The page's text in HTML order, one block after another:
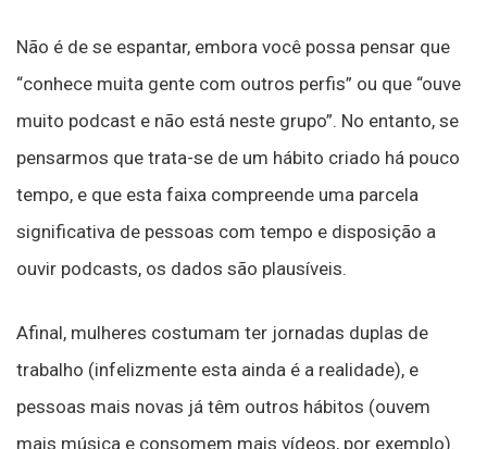
Não é de se espantar, embora você possa pensar que
“conhece muita gente com outros perfis” ou que “ouve
muito podcast e não está neste grupo”. No entanto, se
pensarmos que trata-se de um hábito criado há pouco
tempo, e que esta faixa compreende uma parcela
significativa de pessoas com tempo e disposição a
ouvir podcasts, os dados são plausíveis.
Afinal, mulheres costumam ter jornadas duplas de
trabalho (infelizmente esta ainda é a realidade), e
pessoas mais novas já têm outros hábitos (ouvem
mais música e consomem mais vídeos, por exemplo).